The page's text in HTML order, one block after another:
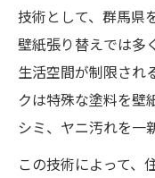
技術として、群馬県
壁紙張り替えでは多
生活空間が制限され
クは特殊な塗料を壁
シミ、ヤニ汚れを一
この技術によって、